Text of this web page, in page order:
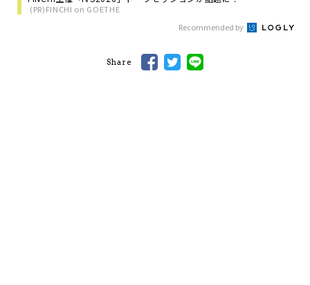
(PR)FINCHI on GOETHE
Recommended by
Share